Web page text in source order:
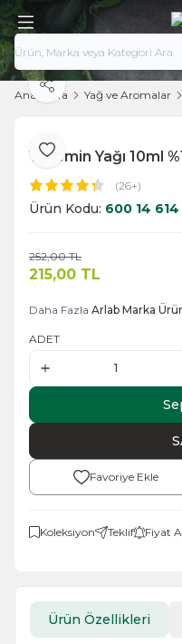
Ana Sayfa Yağ ve Aromalar
Favoriye Ekle
Paylaş
Yasemin Yağı 10ml
(26+)
Ürün Kodu: 600 14 614
252,00TL
215,00 TL
Daha Fazla Arlab Marka
ADET
Favoriye Ekle
Koleksiyon Teklif Fiyat
Ürün Özellikleri